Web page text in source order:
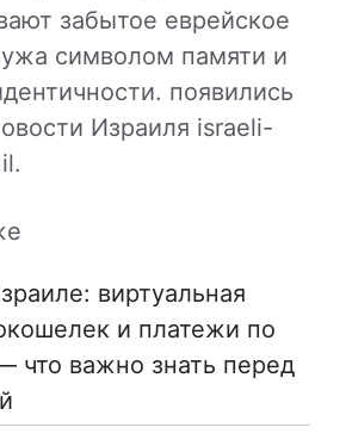
забытое еврейское
символом памяти и
появились
Израиля israeli-
виртуальная
и платежи по
что важно знать перед